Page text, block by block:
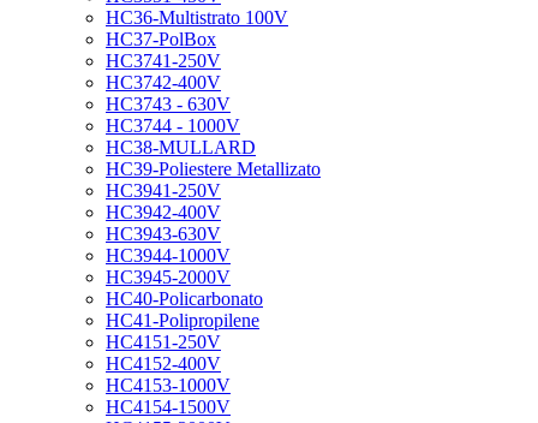
HC36-Multistrato 100V
HC37-PolBox
HC3741-250V
HC3742-400V
HC3743 - 630V
HC3744 - 1000V
HC38-MULLARD
HC39-Poliestere Metallizato
HC3941-250V
HC3942-400V
HC3943-630V
HC3944-1000V
HC3945-2000V
HC40-Policarbonato
HC41-Polipropilene
HC4151-250V
HC4152-400V
HC4153-1000V
HC4154-1500V